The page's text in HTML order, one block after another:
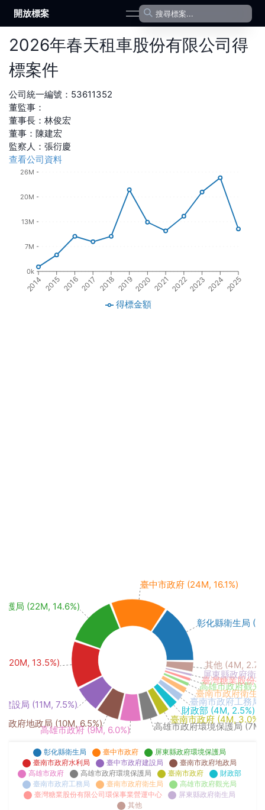
開放標案 open navigation menu
2026年春天租車股份有限公司得
標案件
公司統一編號： 53611352
董監事：
董事長 ： 林俊宏
董事 ： 陳建宏
監察人 ： 張衍慶
查看公司資料
2014 2015 20162017 2018 20192020 2021202220232024 2025
0k
7M
13M
20M
26M
得標金額
彰化縣衛生局
臺中市政府 (24M, 16.1%)
護局 (22M, 14.6%)
(20M, 13.5%)
設局 (11M, 7.5%)
政府地政局 (10M, 6.5%)
高雄市政府 (9M, 6.0%) 高雄市政府環境保護局
臺南市政府 (4M, 3.0%)
財政部 (4M, 2.5%)
臺南市政府工務局
臺南市政府衛生
高雄市政府觀光
臺灣糖業股份
屏東縣政府衛
其他 (4M,
彰化縣衛生局 臺中市政府
屏東縣政府環境保護局
臺南市政府水利局
臺中市政府建設局
臺南市政府地政局
高雄市政府
高雄市政府環境保護局 臺南市政府
財政部
臺南市政府工務局
臺南市政府衛生局
高雄市政府觀光局
臺灣糖業股份有限公司環保事業營運中心
屏東縣政府衛生局
其他